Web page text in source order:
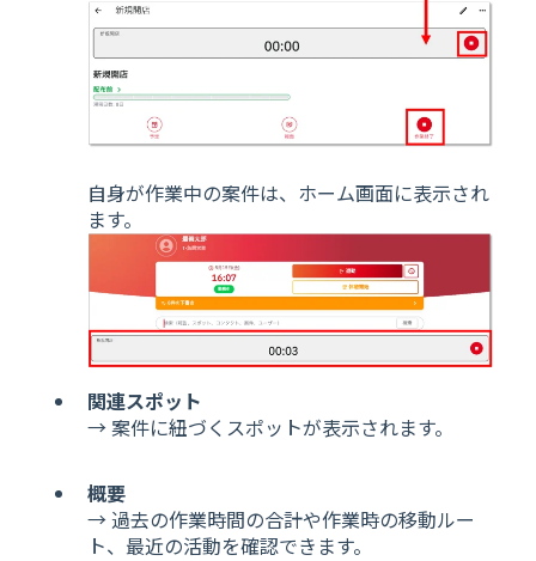
自身が作業中の案件は、ホーム画面に表示され
ます。
関連スポット
→案件に紐づくスポットが表示されます。
概要
→ 過去の作業時間の合計や作業時の移動ルー
ト、最近の活動を確認できます。